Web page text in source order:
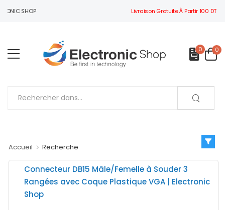
SHOP Livraison Gratuite À Partir 100 DT
0 0
Accueil Recherche
Connecteur DB15 Mâle/Femelle à Souder 3
Rangées avec Coque Plastique VGA | Electronic
Shop